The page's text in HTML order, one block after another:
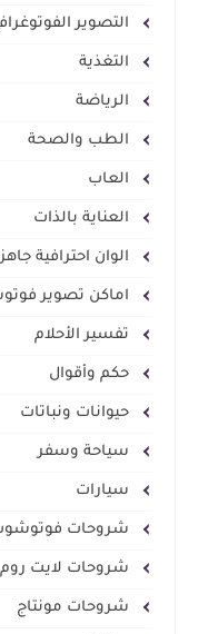
التصوير
التغذية
الرياضة
الطب والصحة
العاب
العناية بالذات
الوان احترافية
اماكن تصوير
تفسير الأحلام
حكم وأقوال
حيوانات ونباتات
سياحة وسفر
سيارات
شروحات
شروحات لايت روم
شروحات مونتاج